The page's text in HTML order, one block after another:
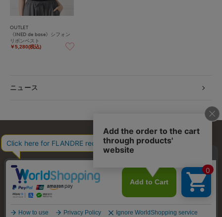
OUTLET
《INED de base》シフォン
リボンベスト
￥5,280(税込)
ニュース
お問い合わせ 利用規約 会社概要 プライバシーポリシー
特定商取引・古物営業法に基づく表示 店舗リスト